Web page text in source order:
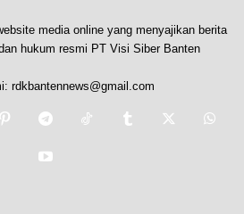
media online yang menyajikan berita
hukum resmi PT Visi Siber Banten
rdkbantennews@gmail.com